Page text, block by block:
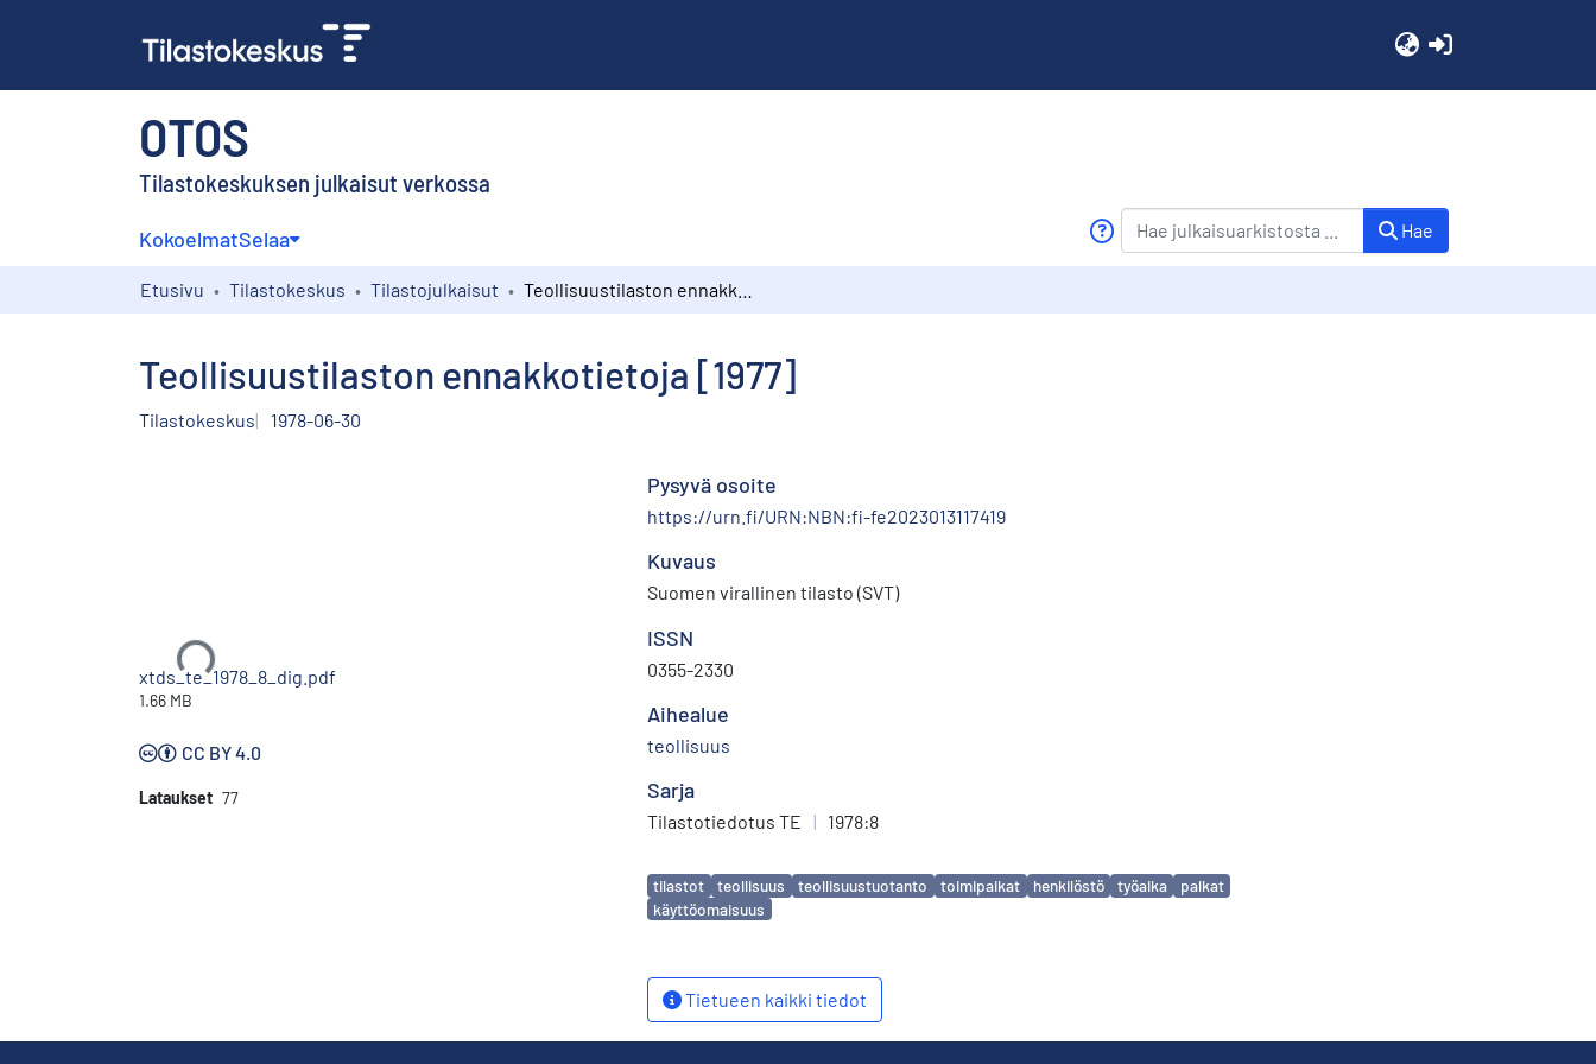
OTOS
Tilastokeskuksen julkaisut verkossa
KokoelmatSelaa Hae
Etusivu Tilastokeskus Tilastojulkaisut
Teollisuustilaston ennakkotietoja [1977]
Tilastokeskus 1978-06-30
Ladataan...
xtds_te_1978_8_dig.pdf
1.66 MB
CC BY 4.0
Lataukset 77
Pysyvä osoite
https://urn.fi/URN:NBN:fi-fe2023013117419
Kuvaus
Suomen virallinen tilasto (SVT)
ISSN
0355-2330
Aihealue
teollisuus
Sarja
Tilastotiedotus TE | 1978:8
Avainsanat
tilastot teollisuus teollisuustuotanto toimipaikat henkilöstö työaika
palkat
käyttöomaisuus
Tietueen kaikki tiedot